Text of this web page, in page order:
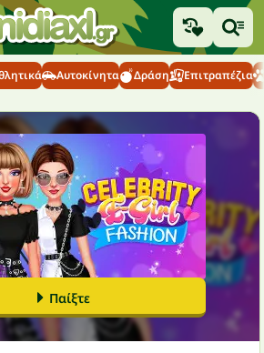
Αυτοκίνητα Δράση Επιτραπέζια
Παίξτε